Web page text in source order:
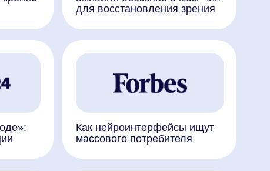
Как нейроинтерфейсы ищут